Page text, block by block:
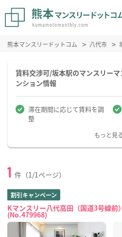
熊本マンスリードットコム 八代市
賃料交渉可/坂本駅のマンスリー
ンション情報
滞在期間に応じて賃料を調
整
もっと見
1 件（1/1ページ）
割引キャンペーン
Kマンスリー八代高田（国道3号線前
(No.479968)